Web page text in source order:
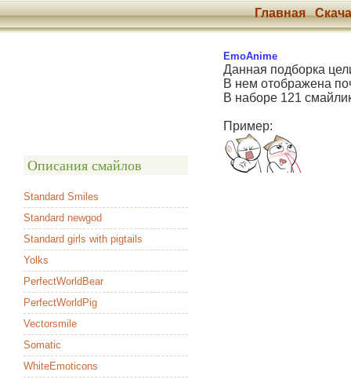
Главная
EmoAnime
Данная подборка
В нем отображена
В наборе 121
Пример:
Описания смайлов
Standard Smiles
Standard newgod
Standard girls with pigtails
Yolks
PerfectWorldBear
PerfectWorldPig
Vectorsmile
Somatic
WhiteEmoticons